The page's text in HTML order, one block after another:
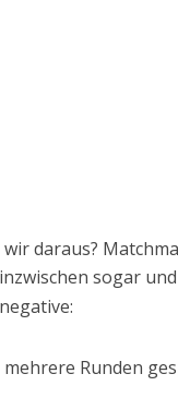
daraus?
sogar
Runden